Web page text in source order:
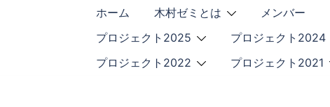
ホーム 木村ゼミとは メンバー
プロジェクト2025
プロジェクト2024
プロジェクト2022
プロジェクト2021